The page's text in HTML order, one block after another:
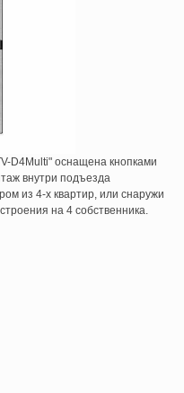
D4Multi" оснащена кнопками
внутри подъезда
из 4-х квартир, или снаружи
на 4 собственника.